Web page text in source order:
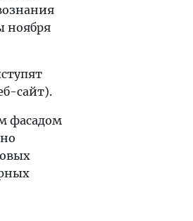
ноября
сайт).
фасадом